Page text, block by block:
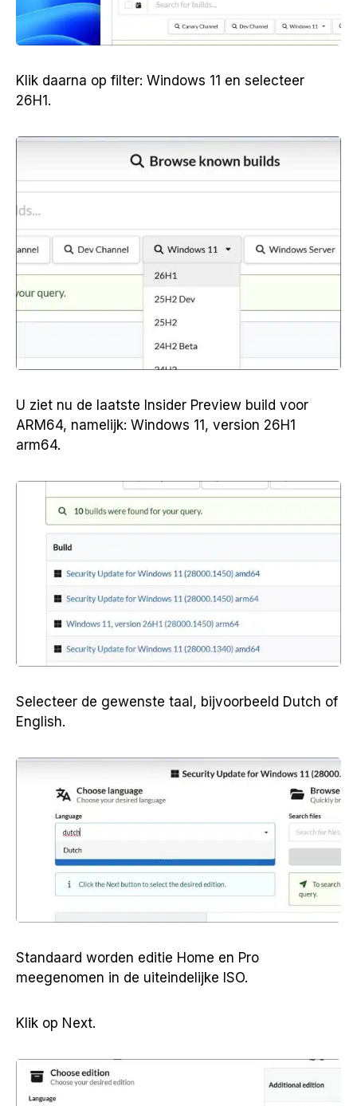
Klik daarna op filter: Windows 11 en selecteer
26H1.
U ziet nu de laatste Insider Preview build voor
ARM64, namelijk: Windows 11, version 26H1
arm64.
Selecteer de gewenste taal, bijvoorbeeld Dutch of
English.
Standaard worden editie Home en Pro
meegenomen in de uiteindelijke ISO.
Klik op Next.